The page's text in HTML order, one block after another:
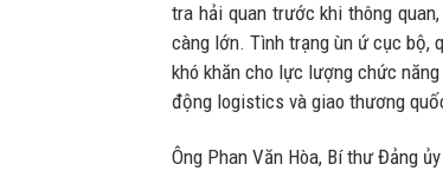
tra hải quan trước khi thông
càng lớn. Tình trạng ùn ứ cục bộ,
khó khăn cho lực lượng chức
động logistics và giao thương
Ông Phan Văn Hòa, Bí thư Đảng